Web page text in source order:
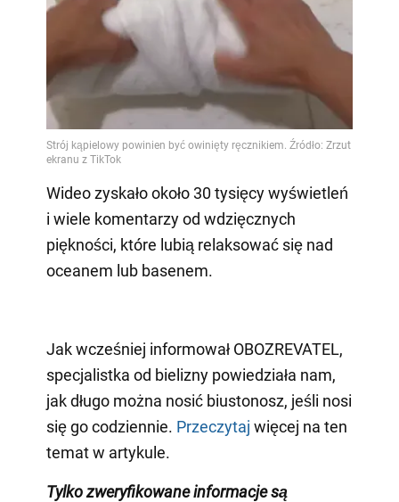
Wideo zyskało około 30 tysięcy wyświetleń
i wiele komentarzy od wdzięcznych
piękności, które lubią relaksować się nad
oceanem lub basenem.
Jak wcześniej informował OBOZREVATEL,
specjalistka od bielizny powiedziała nam,
jak długo można nosić biustonosz, jeśli nosi
się go codziennie. Przeczytaj więcej na ten
temat w artykule.
Tylko zweryfikowane informacje są